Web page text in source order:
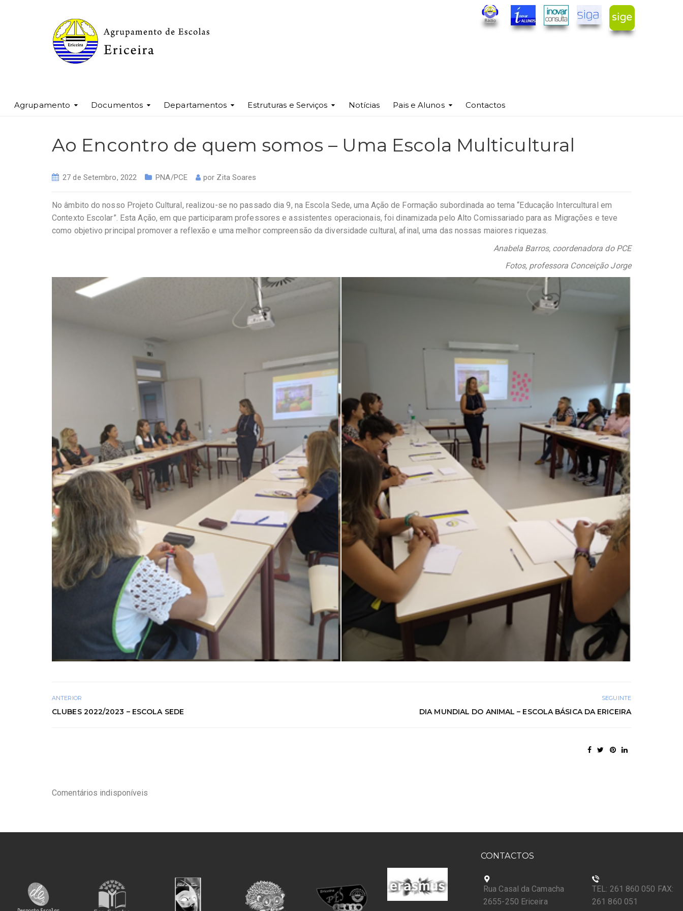
Agrupamento Documentos Departamentos Estruturas e Serviços Notícias Pais e Alunos Contactos
Ao Encontro de quem somos – Uma Escola Multicultural
27 de Setembro, 2022 PNA/PCE por Zita Soares
No âmbito do nosso Projeto Cultural, realizou-se no passado dia 9, na Escola Sede, uma Ação de Formação subordinada ao tema “Educação Intercultural em
Contexto Escolar”. Esta Ação, em que participaram professores e assistentes operacionais, foi dinamizada pelo Alto Comissariado para as Migrações e teve
como objetivo principal promover a reflexão e uma melhor compreensão da diversidade cultural, afinal, uma das nossas maiores riquezas.
Anabela Barros, coordenadora do PCE
Fotos, professora Conceição Jorge
ANTERIOR
CLUBES 2022/2023 – ESCOLA SEDE
SEGUINTE
DIA MUNDIAL DO ANIMAL – ESCOLA BÁSICA DA ERICEIRA
Comentários indisponíveis
CONTACTOS
Rua Casal da Camacha
2655-250 Ericeira
TEL: 261 860 050 FAX:
261 860 051